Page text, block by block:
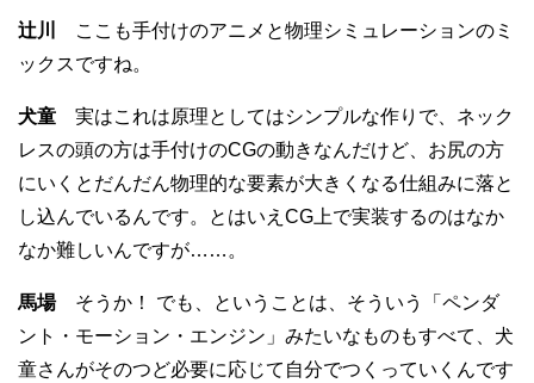
辻川
ここも手付けのアニメと物理シミュレーションのミ
ックスですね。
犬童 実はこれは原理としてはシンプルな作りで、ネック
レスの頭の方は手付けのCGの動きなんだけど、お尻の方
にいくとだんだん物理的な要素が大きくなる仕組みに落と
し込んでいるんです。とはいえCG上で実装するのはなか
なか難しいんですが……。
馬場そうか！ でも、ということは、そういう「ペンダ
ント・モーション・エンジン」みたいなものもすべて、犬
童さんがそのつど必要に応じて自分でつくっていくんです